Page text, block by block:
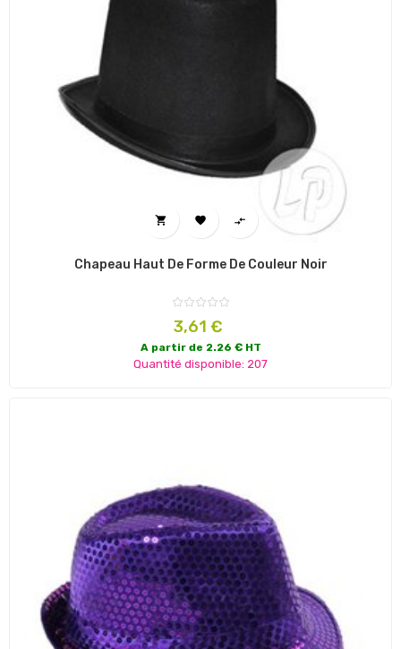
  
Chapeau Haut De Forme De Couleur Noir
Prix
3,61 €
A partir de 2.26 € HT
Quantité disponible: 207